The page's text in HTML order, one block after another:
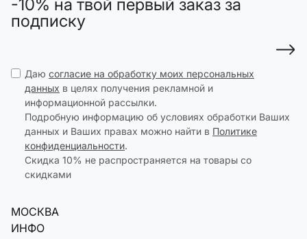
-10% на твой первый заказ за
подписку
Даю согласие на обработку моих персональных
данных в целях получения рекламной и
информационной рассылки.
Подробную информацию об условиях обработки Ваших
данных и Ваших правах можно найти в Политике
конфиденциальности.
Скидка 10% не распространяется на товары со
скидками
МОСКВА
ИНФО